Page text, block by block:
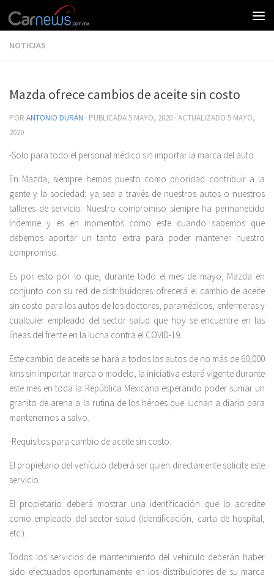
NOTICIAS
Mazda ofrece cambios de aceite sin costo
POR ANTONIO DURÁN · PUBLICADA5 MAYO, 2020 · ACTUALIZADO 5 MAYO,
2020
-Solo para todo el personal médico sin importar la marca del auto.
En Mazda, siempre hemos puesto como prioridad contribuir a la
gente y la sociedad; ya sea a través de nuestros autos o nuestros
talleres de servicio. Nuestro compromiso siempre ha permanecido
indemne y es en momentos como este cuando sabemos que
debemos aportar un tanto extra para poder mantener nuestro
compromiso.
Es por esto por lo que, durante todo el mes de mayo, Mazda en
conjunto con su red de distribuidores ofrecerá el cambio de aceite
sin costo para los autos de los doctores, paramédicos, enfermeras y
cualquier empleado del sector salud que hoy se encuentre en las
líneas del frente en la lucha contra el COVID-19.
Este cambio de aceite se hará a todos los autos de no más de 60,000
kms sin importar marca o modelo, la iniciativa estará vigente durante
este mes en toda la República Mexicana esperando poder sumar un
granito de arena a la rutina de los héroes que luchan a diario para
mantenernos a salvo.
-Requisitos para cambio de aceite sin costo.
El propietario del vehículo deberá ser quien directamente solicite este
servicio.
El propietario deberá mostrar una identificación que lo acredite
como empleado del sector salud (identificación, carta de hospital,
etc.).
Todos los servicios de mantenimiento del vehículo deberán haber
sido efectuados oportunamente en los distribuidores de su marca